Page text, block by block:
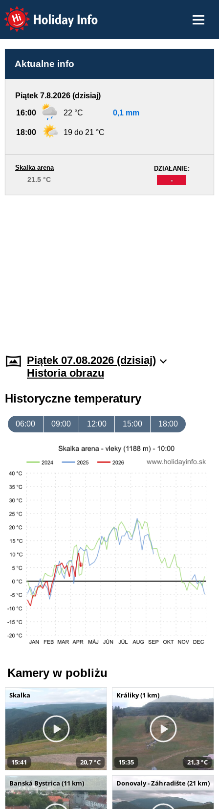
Holiday Info
Aktualne info
Piątek 7.8.2026 (dzisiaj)
16:00 22 °C 0,1 mm
18:00 19 do 21 °C
DZIAŁANIE:
-
Skalka arena
21.5 °C
Piątek 07.08.2026 (dzisiaj)
Historia obrazu
Historyczne temperatury
06:00 09:00 12:00 15:00 18:00
Kamery w pobliżu
Skalka
15:41 20,7 °C
Králiky (1 km)
15:35 21,3 °C
Banská Bystrica (11 km) Donovaly - Záhradište (21 km)